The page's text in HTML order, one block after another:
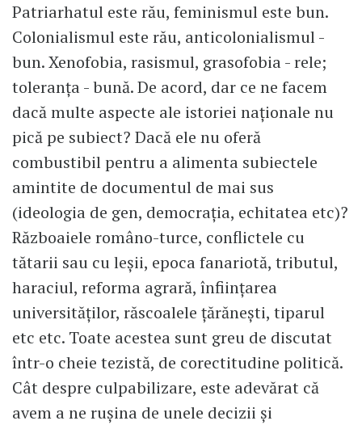
Patriarhatul este rău, feminismul este bun.
Colonialismul este rău, anticolonialismul -
bun. Xenofobia, rasismul, grasofobia - rele;
toleranța - bună. De acord, dar ce ne facem
dacă multe aspecte ale istoriei naționale nu
pică pe subiect? Dacă ele nu oferă
combustibil pentru a alimenta subiectele
amintite de documentul de mai sus
(ideologia de gen, democrația, echitatea etc)?
Războaiele româno-turce, conflictele cu
tătarii sau cu leșii, epoca fanariotă, tributul,
haraciul, reforma agrară, înființarea
universităților, răscoalele țărănești, tiparul
etc etc. Toate acestea sunt greu de discutat
într-o cheie tezistă, de corectitudine politică.
Cât despre culpabilizare, este adevărat că
avem a ne rușina de unele decizii și